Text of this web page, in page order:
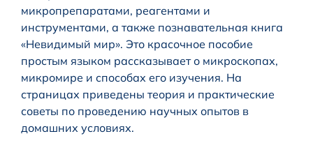
микропрепаратами, реагентами и
инструментами, а также познавательная книга
«Невидимый мир». Это красочное пособие
простым языком рассказывает о микроскопах,
микромире и способах его изучения. На
страницах приведены теория и практические
советы по проведению научных опытов в
домашних условиях.